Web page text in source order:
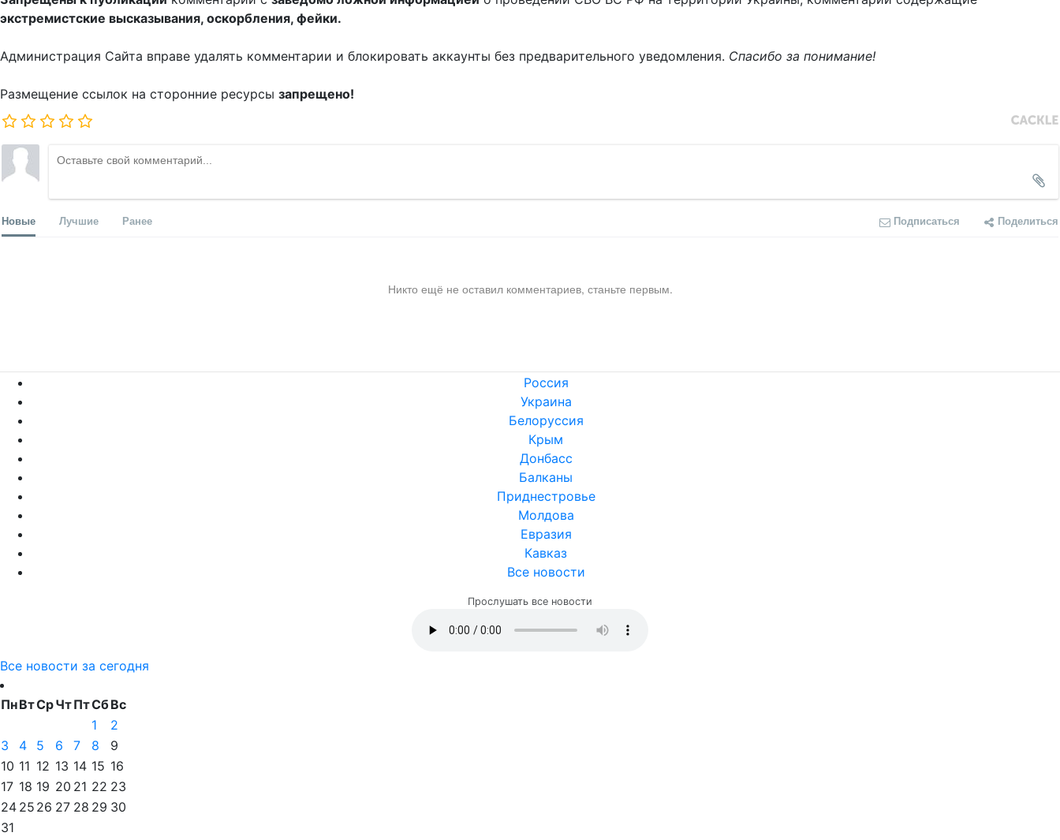
экстремистские высказывания, оскорбления, фейки.
Администрация Сайта вправе удалять комментарии и блокировать аккаунты без предварительного уведомления. Спасибо за понимание!
Размещение ссылок на сторонние ресурсы запрещено!
Новые Лучшие Ранее Подписаться Поделиться
Никто ещё не оставил комментариев, станьте первым.
Россия
Украина
Белоруссия
Крым
Донбасс
Балканы
Приднестровье
Молдова
Евразия
Кавказ
Все новости
Прослушать все новости
Все новости за сегодня
ПнВтСрЧтПтСбВс
1
2
3
4 5 6 7 8
9
10 11 12 13 14 15 16
17 18 19 20 21 22 23
24 25 26 27 28 29 30
31